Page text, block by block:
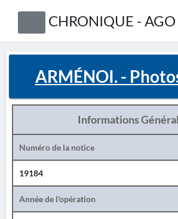
CHRONIQUE - AGO
ARMÉNOI. -
Informations
Numéro de la notice
19184
Année de l'opération